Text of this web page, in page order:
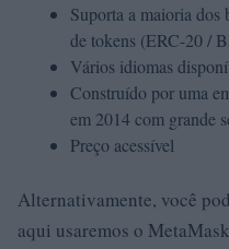
Suporta a maioria dos
de tokens (ERC-20 /
Vários idiomas
Construído por uma
em 2014 com grande
Preço acessível
Alternativamente, você
aqui usaremos o